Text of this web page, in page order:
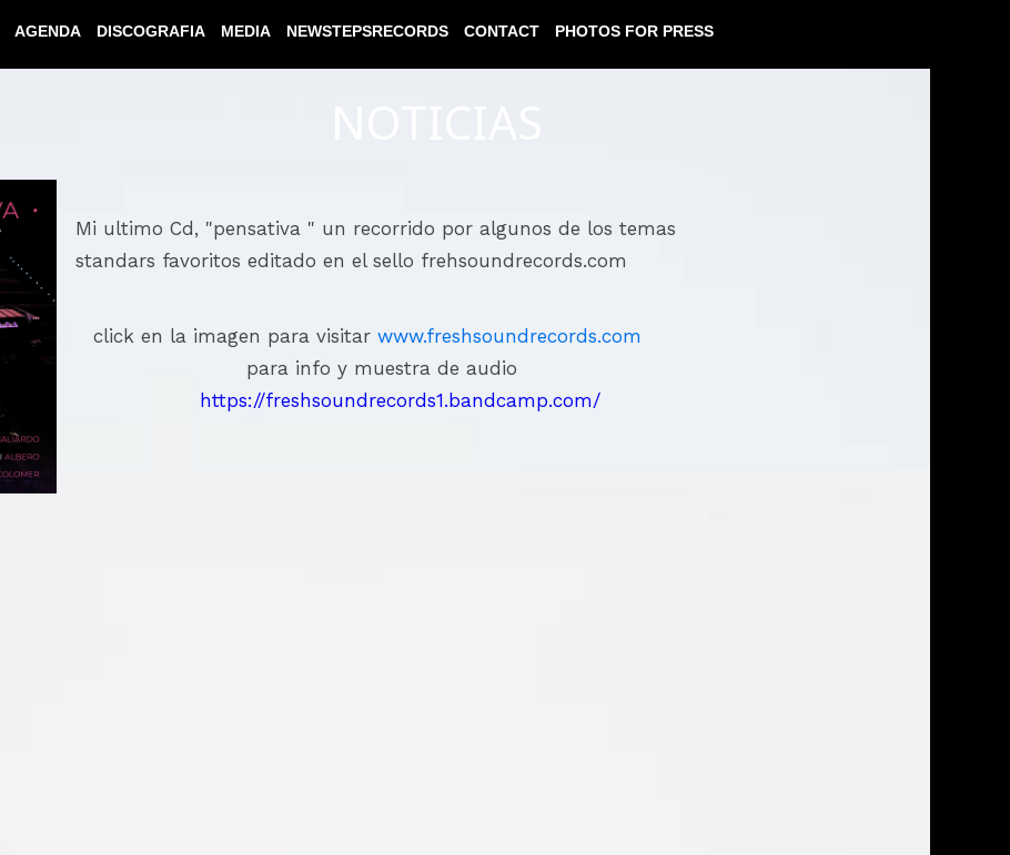
AGENDA DISCOGRAFIA MEDIA NEWSTEPSRECORDS CONTACT PHOTOS FOR PRESS
Mi ultimo Cd, "pensativa " un recorrido por algunos de los temas
standars favoritos editado en el sello frehsoundrecords.com
click en la imagen para visitar www.freshsoundrecords.com
para info y muestra de audio
https://freshsoundrecords1.bandcamp.com/